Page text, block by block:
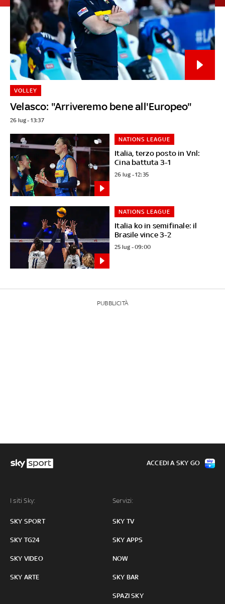
Velasco: "Arriveremo bene all'Europeo"
VOLLEY
26 lug - 13:37
Italia, terzo posto in Vnl:
Cina battuta 3-1
NATIONS LEAGUE
26 lug - 12:35
Italia ko in semifinale: il
Brasile vince 3-2
NATIONS LEAGUE
25 lug - 09:00
PUBBLICITÀ
I siti Sky:
SKY SPORT
SKY TG24
SKY VIDEO
SKY ARTE
Servizi:
SKY TV
SKY APPS
NOW
SKY BAR
SPAZI SKY
ACCEDI A SKY GO